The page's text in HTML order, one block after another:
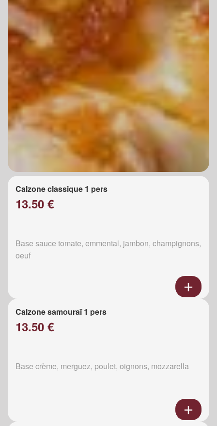
Calzone classique 1 pers
13.50 €
Base sauce tomate, emmental, jambon, champignons,
oeuf
Calzone samouraï 1 pers
13.50 €
Base crème, merguez, poulet, oignons, mozzarella